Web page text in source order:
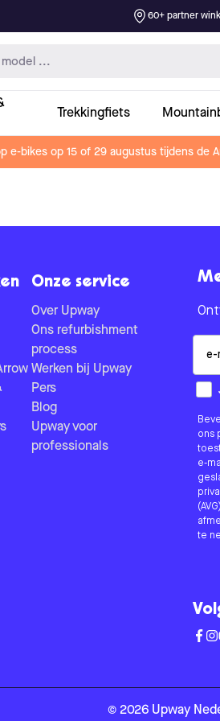
60+ partner
Trekkingfiets
e-bikes op 15 of 29 augustus tijdens de
Onze service
Over Upway
Ons refurbishment
process
Werken bij Upway
Pers
Blog
Upway voor
professionals
ons
e-
te
© 2026 Upway